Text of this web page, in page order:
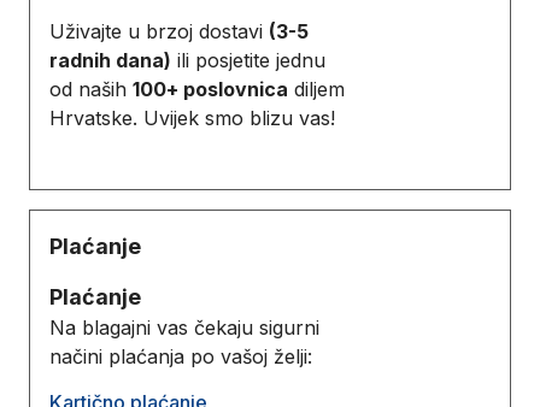
Uživajte u brzoj dostavi (3-5
radnih dana) ili posjetite jednu
od naših 100+ poslovnica diljem
Hrvatske. Uvijek smo blizu vas!
Plaćanje
Plaćanje
Na blagajni vas čekaju sigurni
načini plaćanja po vašoj želji:
Kartično plaćanje